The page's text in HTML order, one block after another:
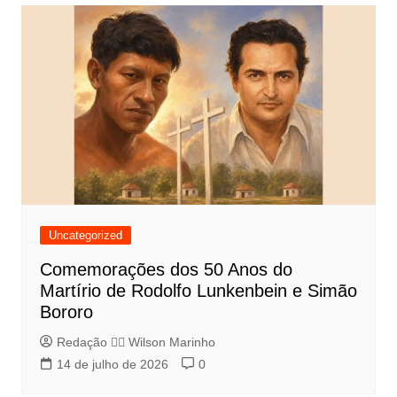
Uncategorized
Comemorações dos 50 Anos do
Martírio de Rodolfo Lunkenbein e Simão
Bororo
Redação 👨‍⚖️​ Wilson Marinho
14 de julho de 2026
0